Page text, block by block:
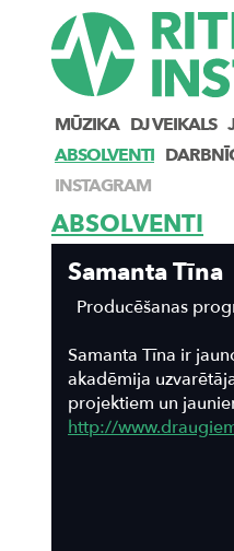
MŪZIKA DJ VEIKALS
ABSOLVENTI
INSTAGRAM
ABSOLVENTI
Samanta Tīna
Producēšanas
Samanta Tīna ir
akadēmija
projektiem un
http://